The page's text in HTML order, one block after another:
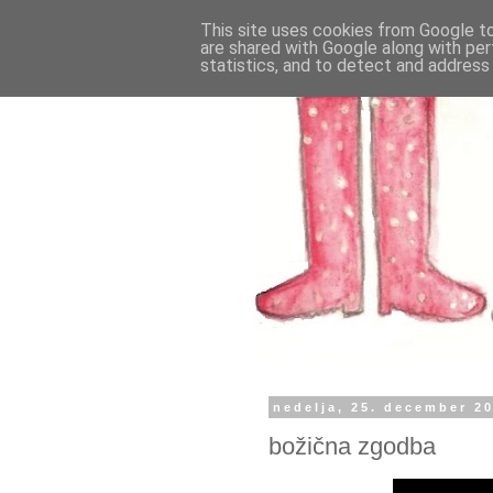
nedelja, 25. december
božična zgodba
This site uses cookies from Google
are shared with Google along with
statistics, and to detect and address